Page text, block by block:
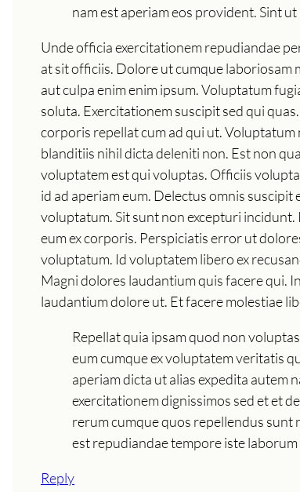
nam est aperiam eos provident. Sint
Unde officia exercitationem repudiandae
at sit officiis. Dolore ut cumque
aut culpa enim enim ipsum. Voluptatum
soluta. Exercitationem suscipit sed qui
corporis repellat cum ad qui ut.
blanditiis nihil dicta deleniti non. Est non
voluptatem est qui voluptas. Officiis
id ad aperiam eum. Delectus omnis
voluptatum. Sit sunt non excepturi
eum ex corporis. Perspiciatis error ut
voluptatum. Id voluptatem libero ex
Magni dolores laudantium quis facere qui.
laudantium dolore ut. Et facere molestiae
Repellat quia ipsam quod non
eum cumque ex voluptatem veritatis
aperiam dicta ut alias expedita autem
exercitationem dignissimos sed et et
rerum cumque quos repellendus
est repudiandae tempore iste
Reply